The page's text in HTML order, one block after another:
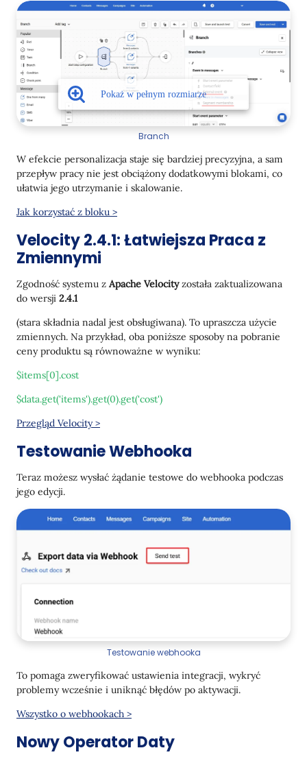
Branch
W efekcie personalizacja staje się bardziej precyzyjna, a sam
przepływ pracy nie jest obciążony dodatkowymi blokami, co
ułatwia jego utrzymanie i skalowanie.
Jak korzystać z bloku >
Velocity 2.4.1: Łatwiejsza Praca z
Zmiennymi
Zgodność systemu z Apache Velocityzostała zaktualizowana
do wersji 2.4.1
(stara składnia nadal jest obsługiwana). To upraszcza użycie
zmiennych. Na przykład, oba poniższe sposoby na pobranie
ceny produktu są równoważne w wyniku:
$items[0].cost
$data.get('items').get(0).get('cost')
Przegląd Velocity >
Testowanie Webhooka
Teraz możesz wysłać żądanie testowe do webhooka podczas
jego edycji.
Testowanie webhooka
To pomaga zweryfikować ustawienia integracji, wykryć
problemy wcześnie i uniknąć błędów po aktywacji.
Wszystko o webhookach >
Nowy Operator Daty